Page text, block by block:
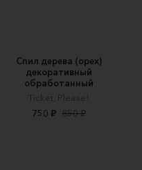
Спил дерева (орех)
декоративный
обработанный
Ticket, Please!
750 ₽ 850 ₽